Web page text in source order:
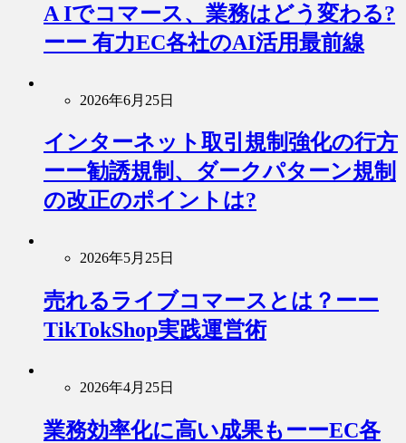
A Iでコマース、業務はどう変わる?
ーー 有力EC各社のAI活用最前線
2026年6月25日
インターネット取引規制強化の行方
ーー勧誘規制、ダークパターン規制
の改正のポイントは?
2026年5月25日
売れるライブコマースとは？ーー
TikTokShop実践運営術
2026年4月25日
業務効率化に高い成果もーーEC各